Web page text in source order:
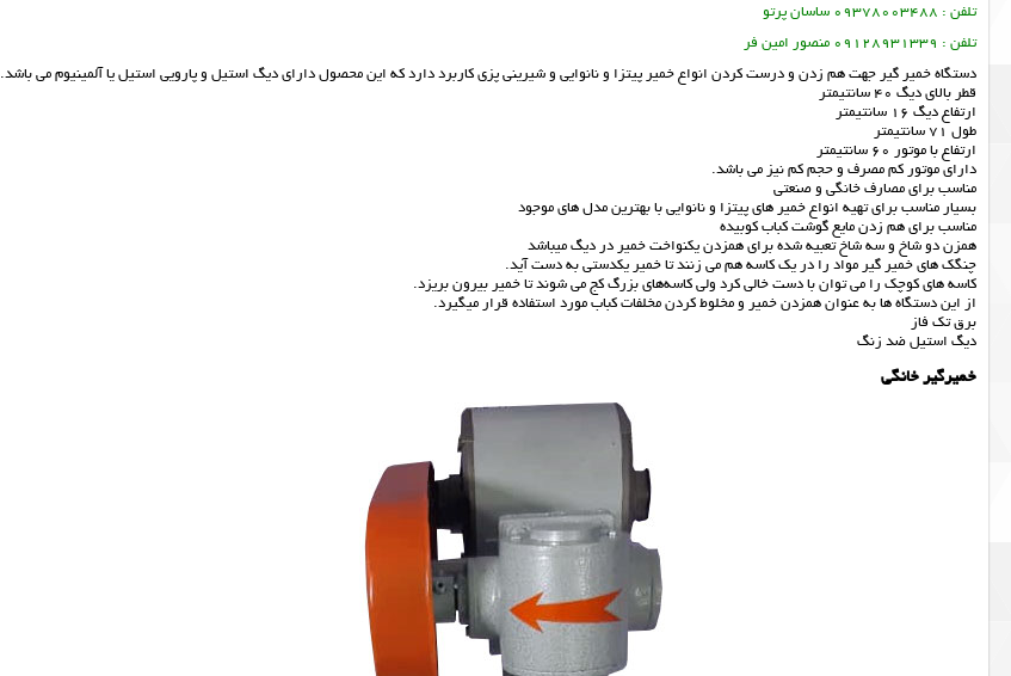
تلفن : 09378003488 ساسان پرتو
تلفن : 09128931339 منصور امین فر
دستگاه خمیر گیر جهت هم زدن و درست کردن انواع خمیر پیتزا و نانوایی و شیرینی پزی کاربرد دارد که این محصول دارای دیگ استیل و پارویی استیل یا آلمینیوم می باشد.
قطر بالای دیگ 40 سانتیمتر
ارتفاع دیگ 16 سانتیمتر
طول 71 سانتیمتر
ارتفاع با موتور 60 سانتیمتر
دارای موتور کم مصرف و حجم کم نیز می باشد.
مناسب برای مصارف خانگی و صنعتی
بسیار مناسب برای تهیه انواع خمیر های پیتزا و نانوایی با بهترین مدل های موجود
مناسب برای هم زدن مایع گوشت کباب کوبیده
همزن دو شاخ و سه شاخ تعبیه شده برای همزدن یکنواخت خمیر در دیگ میباشد
چنگک های خمیر گیر مواد را در یک کاسه هم می زنند تا خمیر یکدستی به دست آید.
کاسه های کوچک را می توان با دست خالی کرد ولی کاسه‌های بزرگ کج می شوند تا خمیر بیرون بریزد.
از این دستگاه ها به عنوان همزدن خمیر و مخلوط کردن مخلفات کباب مورد استفاده قرار میگیرد.
برق تک فاز
دیگ استیل ضد زنگ
خمیرگیر خانگی